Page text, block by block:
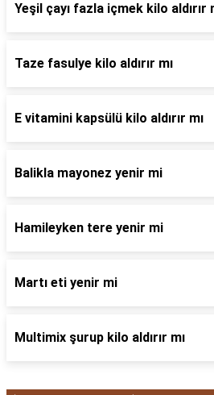
Yeşil çayı fazla içmek kilo aldırır
Taze fasulye kilo aldırır mı
E vitamini kapsülü kilo aldırır mı
Balikla mayonez yenir mi
Hamileyken tere yenir mi
Martı eti yenir mi
Multimix şurup kilo aldırır mı